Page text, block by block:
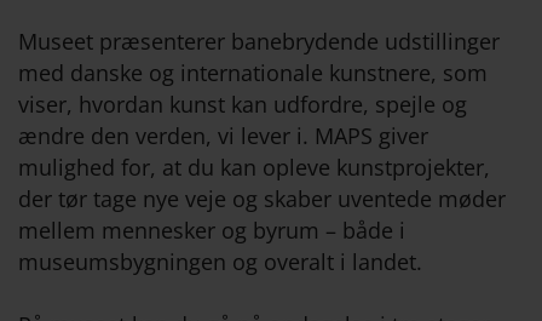
Museet præsenterer banebrydende udstillinger
med danske og internationale kunstnere, som
viser, hvordan kunst kan udfordre, spejle og
ændre den verden, vi lever i. MAPS giver
mulighed for, at du kan opleve kunstprojekter,
der tør tage nye veje og skaber uventede møder
mellem mennesker og byrum – både i
museumsbygningen og overalt i landet.